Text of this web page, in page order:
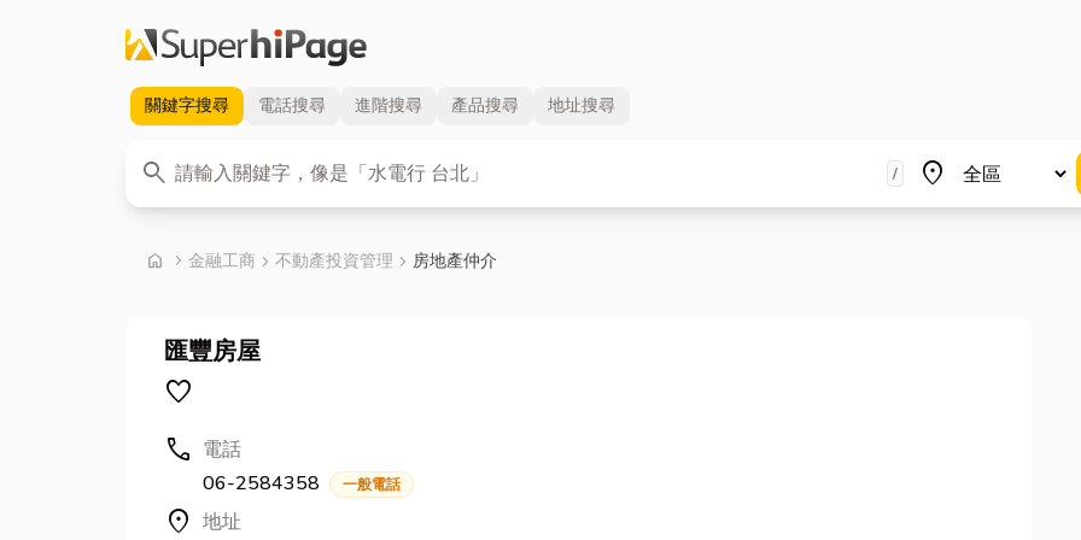
關鍵字搜尋 電話搜尋 進階搜尋 產品搜尋 地址搜尋
search
關鍵字 / place
地區
home chevron_right 首頁
金融工商 chevron_right 不動產投資管理 chevron_right 房地產仲介
匯豐房屋
favorite
call 電話
06-2584358
一般電話
location_on 地址